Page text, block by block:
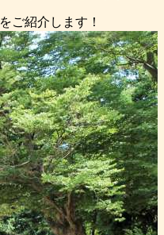
をご紹介します！